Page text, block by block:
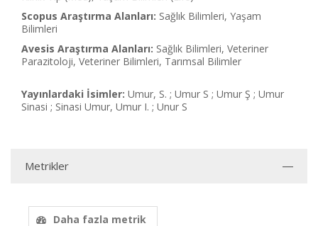
Scopus Araştırma Alanları: Sağlık Bilimleri, Yaşam
Bilimleri
Avesis Araştırma Alanları: Sağlık Bilimleri, Veteriner
Parazitoloji, Veteriner Bilimleri, Tarımsal Bilimler
Yayınlardaki İsimler: Umur, S. ; Umur S ; Umur Ş ; Umur
Sinasi ; Sinasi Umur, Umur I. ; Unur S
Metrikler
Daha fazla metrik